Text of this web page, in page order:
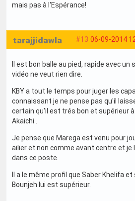
mais pas à l'Espérance!
#13 06-09-2014
tarajjidawla
Il est bon balle au pied, rapide avec
vidéo ne veut rien dire.
KBY a tout le temps pour juger les
connaissant je ne pense pas qu'il
certain qu'il est trés bon et supérieur à
Akaichi .
Je pense que Marega est venu pour
ailier et non comme avant centre et je
dans ce poste.
Il a le même profil que Saber Khelifa
Bounjeh lui est supérieur.